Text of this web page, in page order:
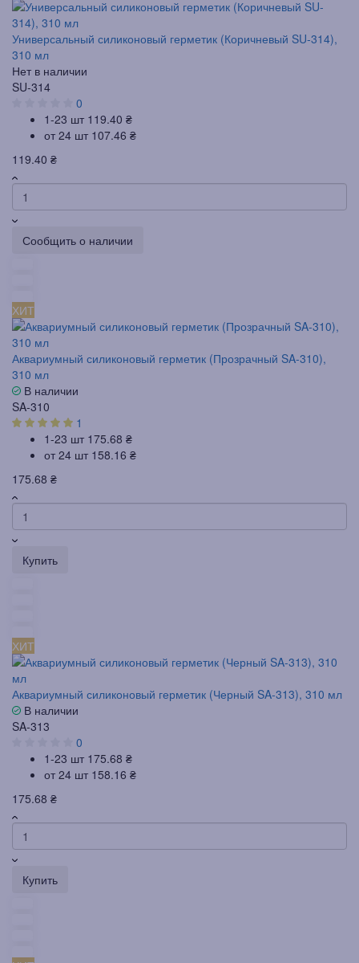
Универсальный силиконовый герметик (Коричневый SU-314),
310 мл
Нет в наличии
SU-314
0
1-23 шт 119.40 ₴
от 24 шт 107.46 ₴
119.40 ₴
Сообщить о наличии
ХИТ
Аквариумный силиконовый герметик (Прозрачный SA-310),
310 мл
В наличии
SA-310
1
1-23 шт 175.68 ₴
от 24 шт 158.16 ₴
175.68 ₴
Купить
ХИТ
Аквариумный силиконовый герметик (Черный SA-313), 310 мл
В наличии
SA-313
0
1-23 шт 175.68 ₴
от 24 шт 158.16 ₴
175.68 ₴
Купить